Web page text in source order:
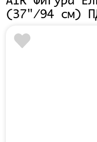
(37"/94 см)